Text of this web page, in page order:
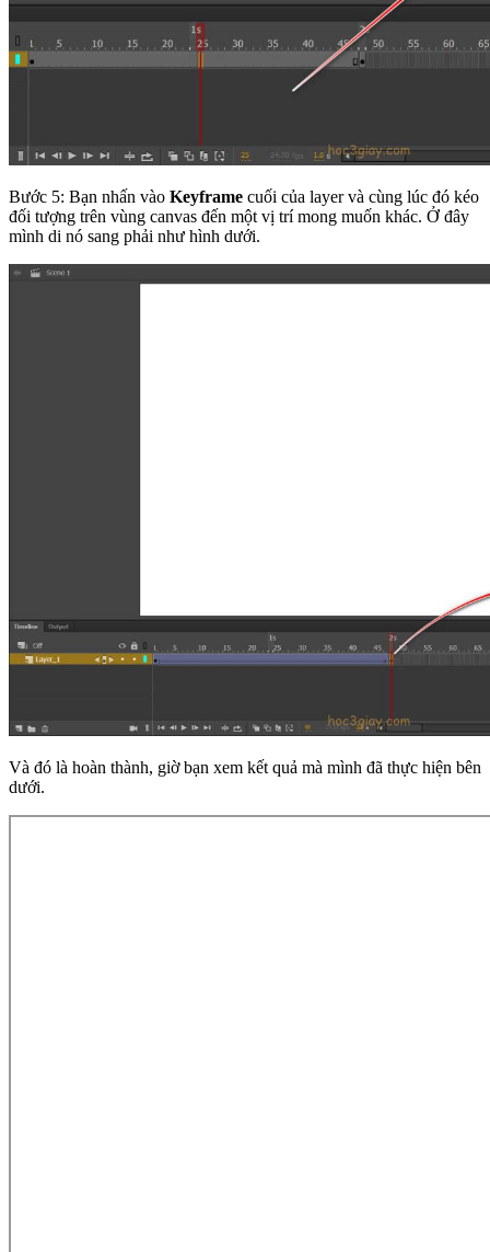
Bước 5: Bạn nhấn vào Keyframe cuối của layer và cùng lúc đó kéo
đối tượng trên vùng canvas đến một vị trí mong muốn khác. Ở đây
mình di nó sang phải như hình dưới.
Và đó là hoàn thành, giờ bạn xem kết quả mà mình đã thực hiện bên
dưới.